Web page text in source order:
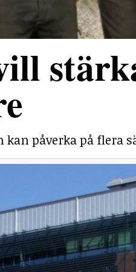
kan påverka på flera